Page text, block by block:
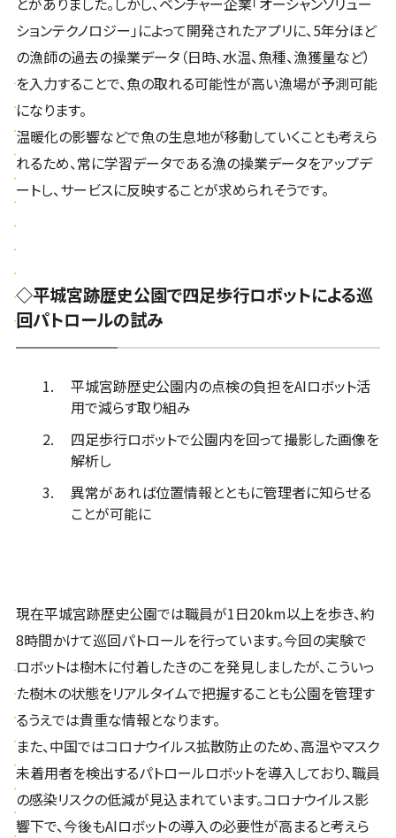
ションテクノロジー」によって開発されたアプリに、5年分ほど
の漁師の過去の操業データ（日時、水温、魚種、漁獲量など）
を入力することで、魚の取れる可能性が高い漁場が予測可能
になります。
温暖化の影響などで魚の生息地が移動していくことも考えら
れるため、常に学習データである漁の操業データをアップデ
ートし、サービスに反映することが求められそうです。
◇平城宮跡歴史公園で四足歩行ロボットによる巡
回パトロールの試み
平城宮跡歴史公園内の点検の負担をAIロボット活
用で減らす取り組み
四足歩行ロボットで公園内を回って撮影した画像を
解析し
異常があれば位置情報とともに管理者に知らせる
ことが可能に
現在平城宮跡歴史公園では職員が1日20km以上を歩き、約
8時間かけて巡回パトロールを行っています。今回の実験で
ロボットは樹木に付着したきのこを発見しましたが、こういっ
た樹木の状態をリアルタイムで把握することも公園を管理す
るうえでは貴重な情報となります。
また、中国ではコロナウイルス拡散防止のため、高温やマスク
未着用者を検出するパトロールロボットを導入しており、職員
の感染リスクの低減が見込まれています。コロナウイルス影
響下で、今後もAIロボットの導入の必要性が高まると考えら